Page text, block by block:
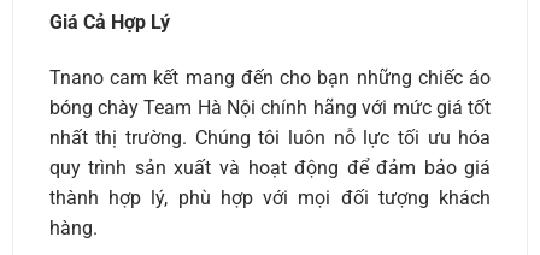
Giá Cả Hợp Lý
Tnano cam kết mang đến cho bạn những chiếc áo
bóng chày Team Hà Nội chính hãng với mức giá tốt
nhất thị trường. Chúng tôi luôn nỗ lực tối ưu hóa
quy trình sản xuất và hoạt động để đảm bảo giá
thành hợp lý, phù hợp với mọi đối tượng khách
hàng.